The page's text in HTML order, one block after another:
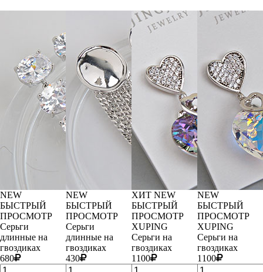
NEW
БЫСТРЫЙ
ПРОСМОТР
Серьги
длинные на
гвоздиках
680
NEW
БЫСТРЫЙ
ПРОСМОТР
Серьги
длинные на
гвоздиках
430
ХИТ NEW
БЫСТРЫЙ
ПРОСМОТР
XUPING
Серьги на
гвоздиках
1100
NEW
БЫСТРЫЙ
ПРОСМОТР
XUPING
Серьги на
гвоздиках
1100